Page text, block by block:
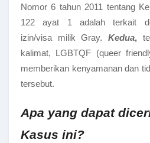
Nomor 6 tahun 2011 tentang
122 ayat 1 adalah terkait
izin/visa milik Gray. Kedua,
kalimat, LGBTQF (queer
memberikan kenyamanan dan
tersebut.
Apa yang dapat
Kasus ini?